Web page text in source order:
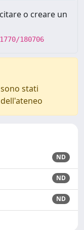
o creare un
180706
stati
ND
ND
ND